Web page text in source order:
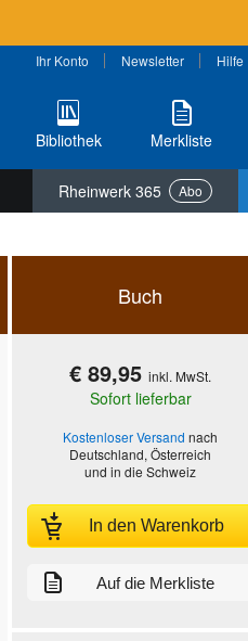
Ihr Konto Newsletter Hilfe
Bibliothek Merkliste
Rheinwerk 365 Abo
Buch
€ 89,95 inkl. MwSt.
Sofort lieferbar
Kostenloser Versand nach
Deutschland, Österreich
und in die Schweiz
In den Warenkorb
Auf die Merkliste